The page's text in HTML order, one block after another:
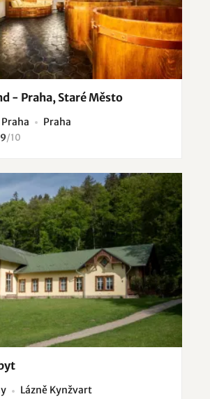
- Praha, Staré Město
Praha
9/10
Lázně Kynžvart